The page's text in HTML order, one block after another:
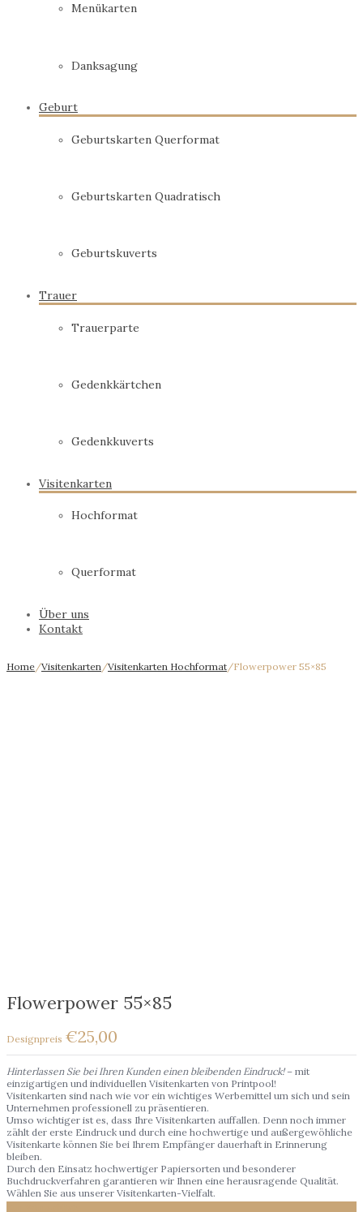
Menükarten
Danksagung
Geburt
Geburtskarten Querformat
Geburtskarten Quadratisch
Geburtskuverts
Trauer
Trauerparte
Gedenkkärtchen
Gedenkkuverts
Visitenkarten
Hochformat
Querformat
Über uns
Kontakt
Home/Visitenkarten/Visitenkarten Hochformat/Flowerpower 55×85
Flowerpower 55×85
€25,00
Hinterlassen Sie bei Ihren Kunden einen bleibenden Eindruck!– mit
einzigartigen und individuellen Visitenkarten von Printpool!
Visitenkarten sind nach wie vor ein wichtiges Werbemittel um sich und sein
Unternehmen professionell zu präsentieren.
Umso wichtiger ist es, dass Ihre Visitenkarten auffallen. Denn noch immer
zählt der erste Eindruck und durch eine hochwertige und außergewöhliche
Visitenkarte können Sie bei Ihrem Empfänger dauerhaft in Erinnerung
bleiben.
Durch den Einsatz hochwertiger Papiersorten und besonderer
Buchdruckverfahren garantieren wir Ihnen eine herausragende Qualität.
Wählen Sie aus unserer Visitenkarten-Vielfalt.